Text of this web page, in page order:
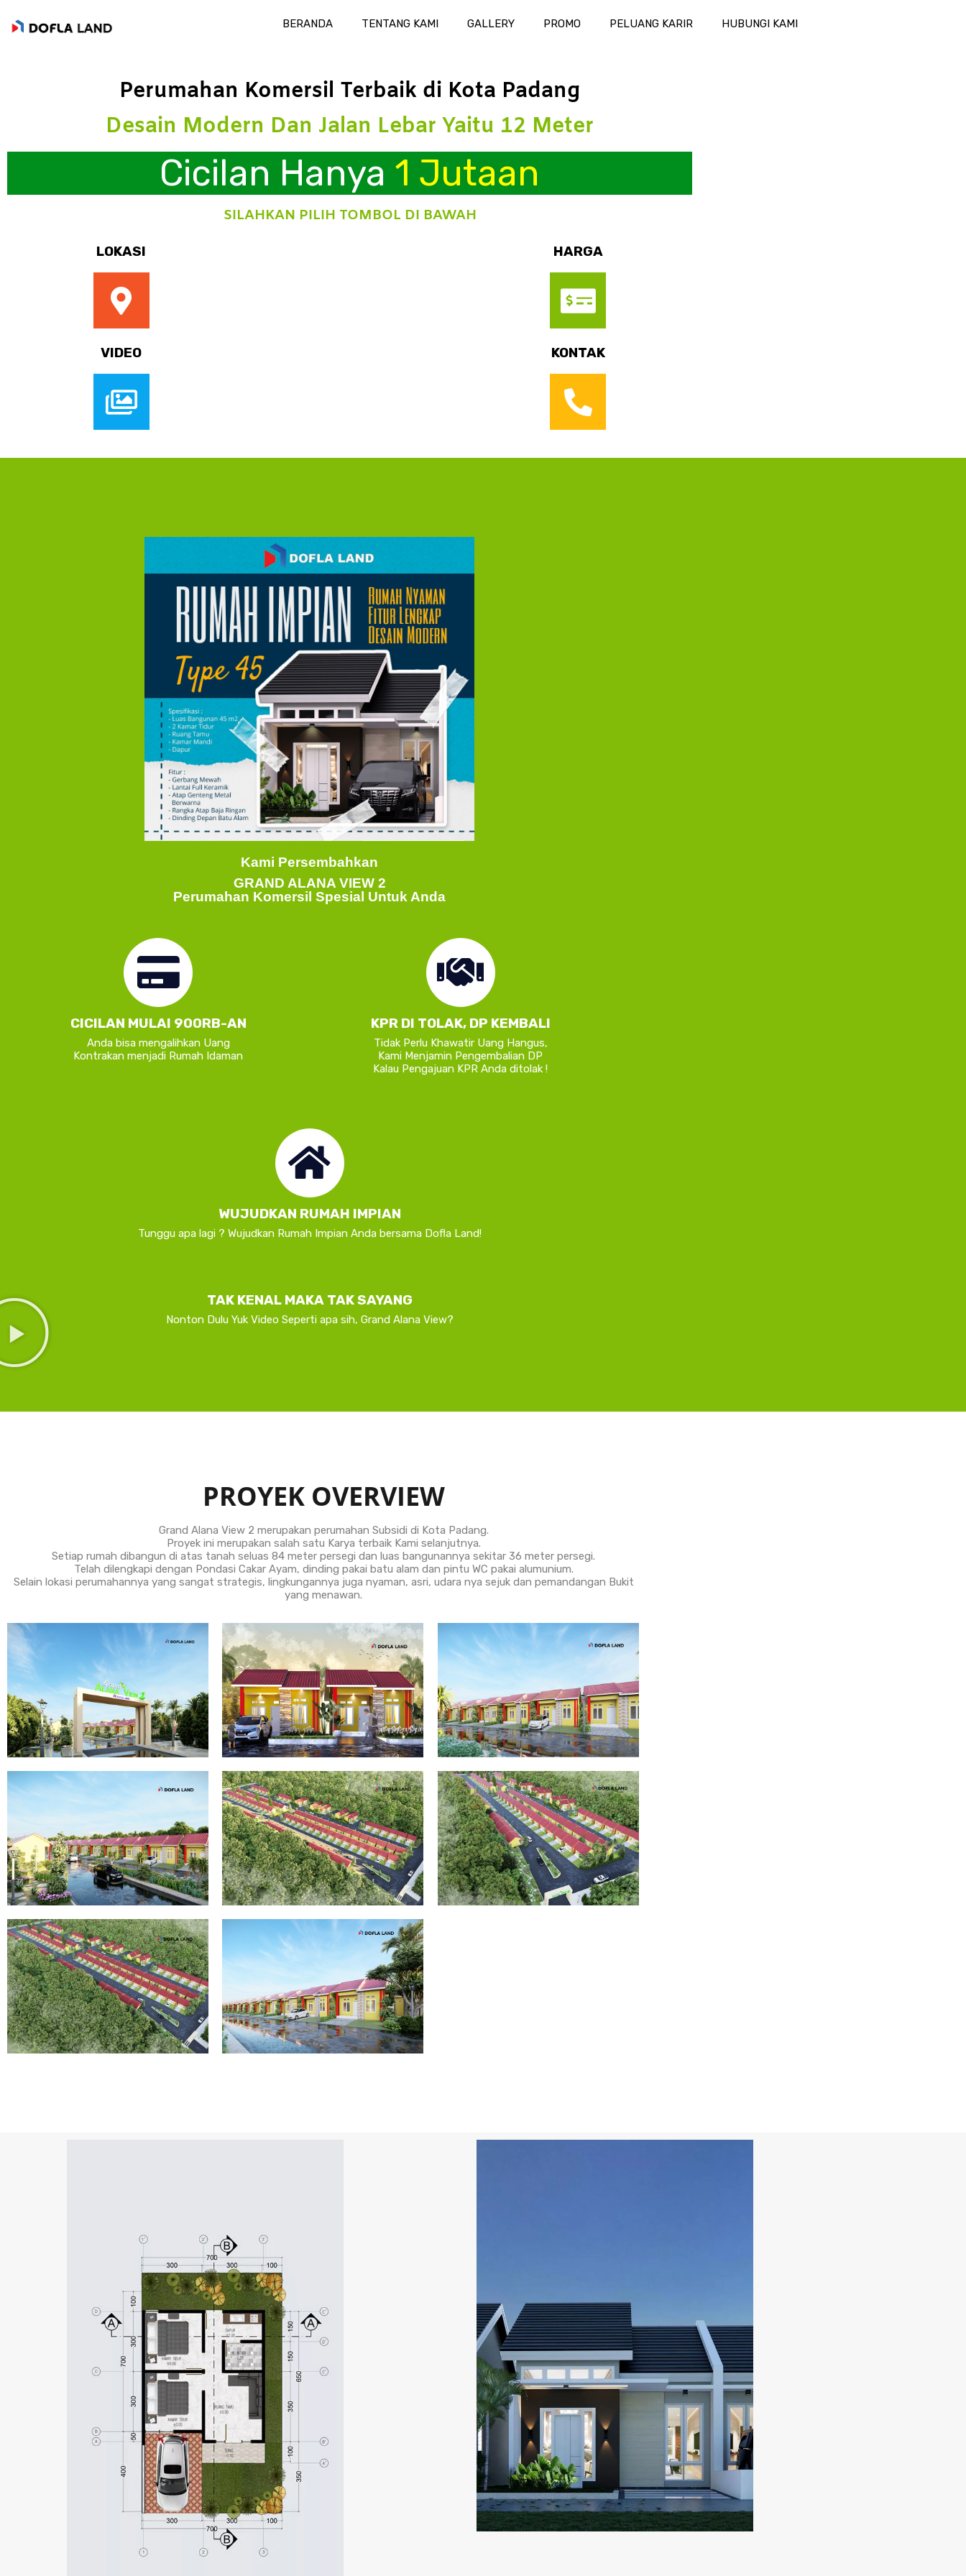
BERANDA TENTANG KAMI GALLERY PROMO PELUANG KARIR HUBUNGI KAMI
Perumahan Komersil Terbaik di Kota Padang
Desain Modern Dan Jalan Lebar Yaitu 12 Meter
Cicilan Hanya 1 Jutaan
SILAHKAN PILIH TOMBOL DI BAWAH
LOKASI
VIDEO
HARGA
KONTAK
Kami Persembahkan
GRAND ALANA VIEW 2
Perumahan Komersil Spesial Untuk Anda
CICILAN MULAI 900RB-AN
Anda bisa mengalihkan Uang
Kontrakan menjadi Rumah Idaman
KPR DI TOLAK, DP KEMBALI
Tidak Perlu Khawatir Uang Hangus,
Kami Menjamin Pengembalian DP
Kalau Pengajuan KPR Anda ditolak !
WUJUDKAN RUMAH IMPIAN
Tunggu apa lagi ? Wujudkan Rumah Impian Anda bersama Dofla Land!
TAK KENAL MAKA TAK SAYANG
Nonton Dulu Yuk Video Seperti apa sih, Grand Alana View?
PROYEK OVERVIEW
Grand Alana View 2 merupakan perumahan Subsidi di Kota Padang.
Proyek ini merupakan salah satu Karya terbaik Kami selanjutnya.
Setiap rumah dibangun di atas tanah seluas 84 meter persegi dan luas bangunannya sekitar 36 meter persegi.
Telah dilengkapi dengan Pondasi Cakar Ayam, dinding pakai batu alam dan pintu WC pakai alumunium.
Selain lokasi perumahannya yang sangat strategis, lingkungannya juga nyaman, asri, udara nya sejuk dan pemandangan Bukit
yang menawan.